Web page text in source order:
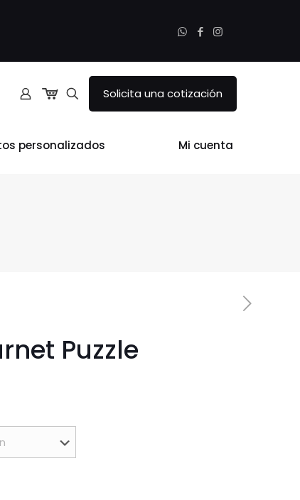
Solicita una cotización
personalizados Mi cuenta
Puzzle